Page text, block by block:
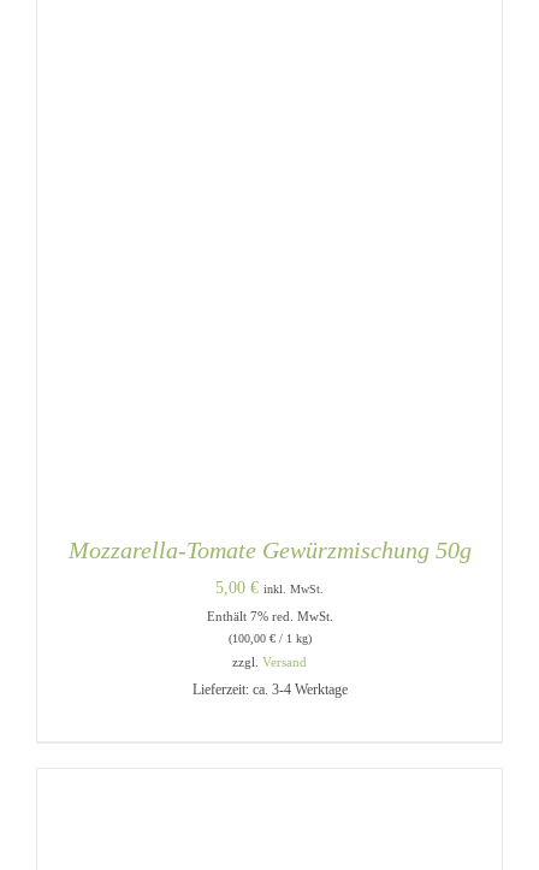
Mozzarella-Tomate Gewürzmischung 50g
5,00 € inkl. MwSt.
Enthält 7% red. MwSt.
(100,00 €/ 1 kg)
zzgl. Versand
Lieferzeit: ca. 3-4 Werktage